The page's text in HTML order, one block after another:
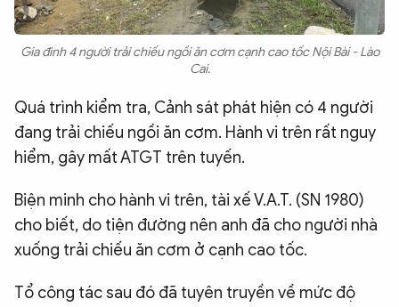
Gia đình 4 người trải chiếu ngồi ăn cơm cạnh cao tốc Nội Bài - Lào
Cai.
Quá trình kiểm tra, Cảnh sát phát hiện có 4 người
đang trải chiếu ngồi ăn cơm. Hành vi trên rất nguy
hiểm, gây mất ATGT trên tuyến.
Biện minh cho hành vi trên, tài xế V.A.T. (SN 1980)
cho biết, do tiện đường nên anh đã cho người nhà
xuống trải chiếu ăn cơm ở cạnh cao tốc.
Tổ công tác sau đó đã tuyên truyền về mức độ